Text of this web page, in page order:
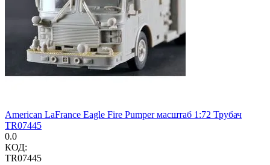
American LaFrance Eagle Fire Pumper масштаб 1:72 Трубач
TR07445
0.0
КОД:
TR07445